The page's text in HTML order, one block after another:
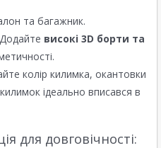
та багажник.
Додайте високі 3D борти та
колір килимка, окантовки
ідеально вписався в
для довговічності: